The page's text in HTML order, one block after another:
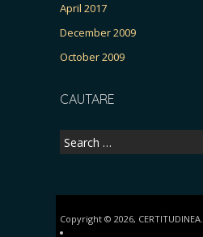
April 2017
December 2009
October 2009
CAUTARE
Search
for:
Copyright © 2026, CERTITUDINEA.